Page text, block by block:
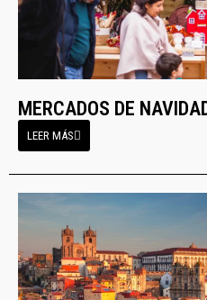
MERCADOS DE
LEER MÁS